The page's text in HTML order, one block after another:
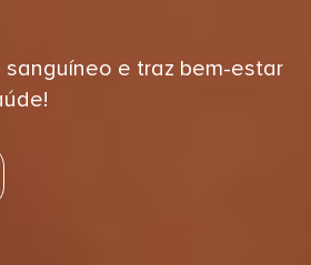
e traz bem-estar